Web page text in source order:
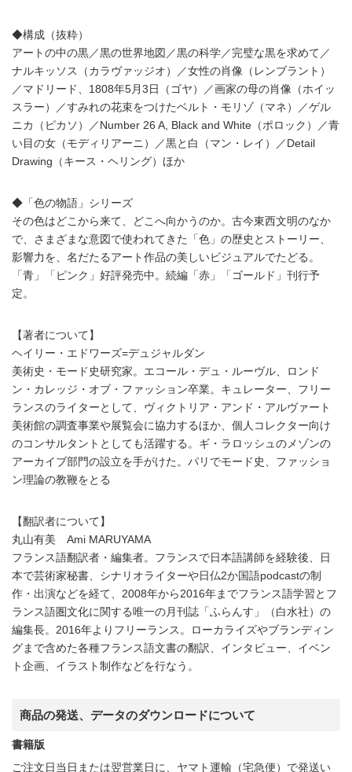
◆構成（抜粋）
アートの中の黒／黒の世界地図／黒の科学／完璧な黒を求めて／
ナルキッソス（カラヴァッジオ）／女性の肖像（レンブラント）
／マドリード、1808年5月3日（ゴヤ）／画家の母の肖像（ホイッ
スラー）／すみれの花束をつけたベルト・モリゾ（マネ）／ゲル
ニカ（ピカソ）／Number 26 A, Black and White（ポロック）／青
い目の女（モディリアーニ）／黒と白（マン・レイ）／Detail
Drawing（キース・ヘリング）ほか
◆「色の物語」シリーズ
その色はどこから来て、どこへ向かうのか。古今東西文明のなか
で、さまざまな意図で使われてきた「色」の歴史とストーリー、
影響力を、名だたるアート作品の美しいビジュアルでたどる。
「青」「ピンク」好評発売中。続編「赤」「ゴールド」刊行予
定。
【著者について】
ヘイリー・エドワーズ=デュジャルダン
美術史・モード史研究家。エコール・デュ・ルーヴル、ロンド
ン・カレッジ・オブ・ファッション卒業。キュレーター、フリー
ランスのライターとして、ヴィクトリア・アンド・アルヴァート
美術館の調査事業や展覧会に協力するほか、個人コレクター向け
のコンサルタントとしても活躍する。ギ・ラロッシュのメゾンの
アーカイブ部門の設立を手がけた。パリでモード史、ファッショ
ン理論の教鞭をとる
【翻訳者について】
丸山有美 Ami MARUYAMA
フランス語翻訳者・編集者。フランスで日本語講師を経験後、日
本で芸術家秘書、シナリオライターや日仏2か国語podcastの制
作・出演などを経て、2008年から2016年までフランス語学習とフ
ランス語圏文化に関する唯一の月刊誌「ふらんす」（白水社）の
編集長。2016年よりフリーランス。ローカライズやブランディン
グまで含めた各種フランス語文書の翻訳、インタビュー、イベン
ト企画、イラスト制作などを行なう。
商品の発送、データのダウンロードについて
書籍版
ご注文日当日または翌営業日に、ヤマト運輸（宅急便）で発送い